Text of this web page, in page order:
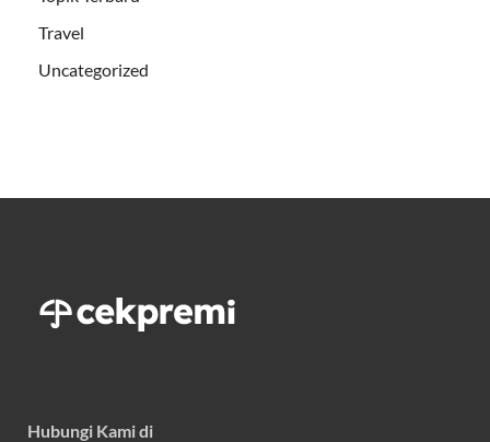
Travel
Uncategorized
Hubungi Kami di